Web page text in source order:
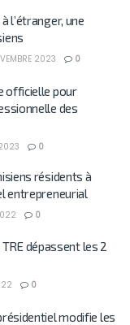
l’étranger, une
2023 0
officielle pour
des
0
résidents à
entrepreneurial
0
dépassent les 2
0
modifie les